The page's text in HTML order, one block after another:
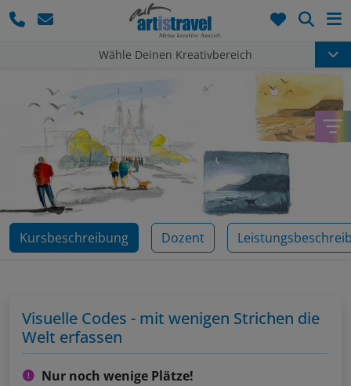
Wähle Deinen Kreativbereich
Kursbeschreibung Dozent
Visuelle Codes - mit wenigen Strichen die
Welt erfassen
Nur noch wenige Plätze!